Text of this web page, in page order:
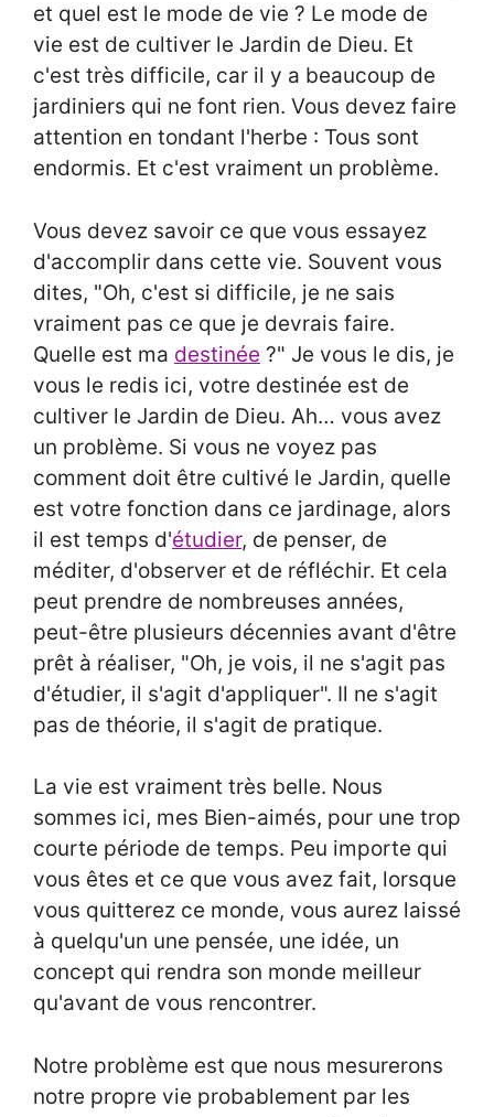
et quel est le mode de vie ? Le mode de
vie est de cultiver le Jardin de Dieu. Et
c'est très difficile, car il y a beaucoup de
jardiniers qui ne font rien. Vous devez faire
attention en tondant l'herbe : Tous sont
endormis. Et c'est vraiment un problème.
Vous devez savoir ce que vous essayez
d'accomplir dans cette vie. Souvent vous
dites, "Oh, c'est si difficile, je ne sais
vraiment pas ce que je devrais faire.
Quelle est ma destinée ?" Je vous le dis, je
vous le redis ici, votre destinée est de
cultiver le Jardin de Dieu. Ah… vous avez
un problème. Si vous ne voyez pas
comment doit être cultivé le Jardin, quelle
est votre fonction dans ce jardinage, alors
il est temps d'étudier, de penser, de
méditer, d'observer et de réfléchir. Et cela
peut prendre de nombreuses années,
peut-être plusieurs décennies avant d'être
prêt à réaliser, "Oh, je vois, il ne s'agit pas
d'étudier, il s'agit d'appliquer". Il ne s'agit
pas de théorie, il s'agit de pratique.
La vie est vraiment très belle. Nous
sommes ici, mes Bien-aimés, pour une trop
courte période de temps. Peu importe qui
vous êtes et ce que vous avez fait, lorsque
vous quitterez ce monde, vous aurez laissé
à quelqu'un une pensée, une idée, un
concept qui rendra son monde meilleur
qu'avant de vous rencontrer.
Notre problème est que nous mesurerons
notre propre vie probablement par les